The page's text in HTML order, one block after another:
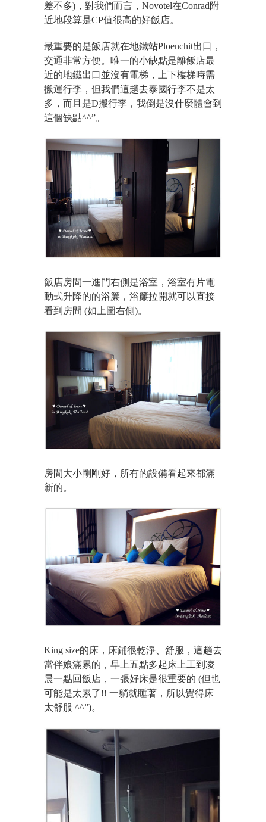
差不多)，對我們而言，Novotel在Conrad附
近地段算是CP值很高的好飯店。
最重要的是飯店就在地鐵站Ploenchit出口，
交通非常方便。唯一的小缺點是離飯店最
近的地鐵出口並沒有電梯，上下樓梯時需
搬運行李，但我們這趟去泰國行李不是太
多，而且是D搬行李，我倒是沒什麼體會到
這個缺點^^”。
飯店房間一進門右側是浴室，浴室有片電
動式升降的的浴簾，浴簾拉開就可以直接
看到房間 (如上圖右側)。
房間大小剛剛好，所有的設備看起來都滿
新的。
King size的床，床鋪很乾淨、舒服，這趟去
當伴娘滿累的，早上五點多起床上工到凌
晨一點回飯店，一張好床是很重要的 (但也
可能是太累了!! 一躺就睡著，所以覺得床
太舒服 ^^”)。